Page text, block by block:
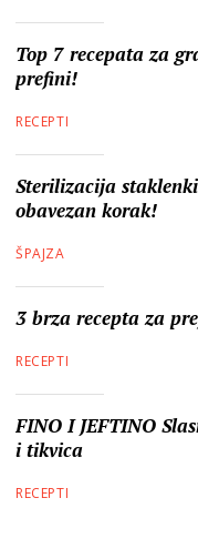
Top 7 recepata za
prefini!
RECEPTI
Sterilizacija
obavezan korak!
ŠPAJZA
3 brza recepta za
RECEPTI
FINO I JEFTINO
i tikvica
RECEPTI